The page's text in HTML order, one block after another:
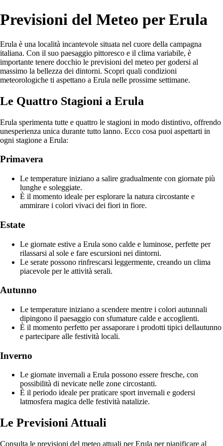
Previsioni del Meteo per Erula
Erula è una località incantevole situata nel cuore della campagna
italiana. Con il suo paesaggio pittoresco e il clima variabile, è
importante tenere docchio le previsioni del meteo per godersi al
massimo la bellezza dei dintorni. Scopri quali condizioni
meteorologiche ti aspettano a Erula nelle prossime settimane.
Le Quattro Stagioni a Erula
Erula sperimenta tutte e quattro le stagioni in modo distintivo, offrendo
unesperienza unica durante tutto lanno. Ecco cosa puoi aspettarti in
ogni stagione a Erula:
Primavera
Le temperature iniziano a salire gradualmente con giornate più
lunghe e soleggiate.
È il momento ideale per esplorare la natura circostante e
ammirare i colori vivaci dei fiori in fiore.
Estate
Le giornate estive a Erula sono calde e luminose, perfette per
rilassarsi al sole e fare escursioni nei dintorni.
Le serate possono rinfrescarsi leggermente, creando un clima
piacevole per le attività serali.
Autunno
Le temperature iniziano a scendere mentre i colori autunnali
dipingono il paesaggio con sfumature calde e accoglienti.
È il momento perfetto per assaporare i prodotti tipici dellautunno
e partecipare alle festività locali.
Inverno
Le giornate invernali a Erula possono essere fresche, con
possibilità di nevicate nelle zone circostanti.
È il periodo ideale per praticare sport invernali e godersi
latmosfera magica delle festività natalizie.
Le Previsioni Attuali
Consulta le previsioni del meteo attuali per Erula per pianificare al